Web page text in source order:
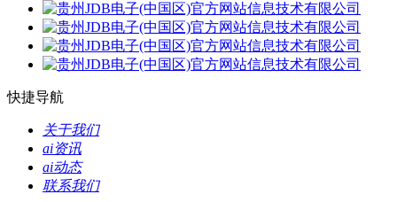
快捷导航
关于我们
ai资讯
ai动态
联系我们